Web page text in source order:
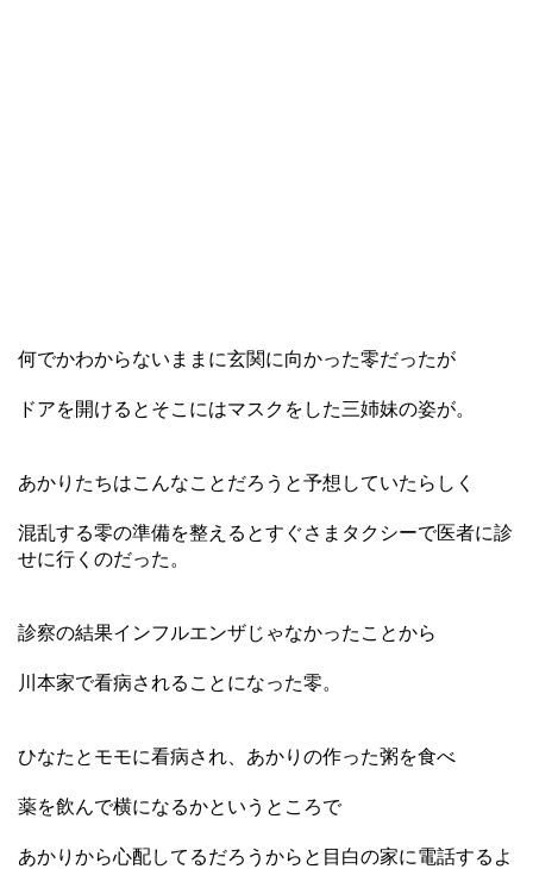
何でかわからないままに玄関に向かった零だったが
ドアを開けるとそこにはマスクをした三姉妹の姿が。
あかりたちはこんなことだろうと予想していたらしく
混乱する零の準備を整えるとすぐさまタクシーで医者に診
せに行くのだった。
診察の結果インフルエンザじゃなかったことから
川本家で看病されることになった零。
ひなたとモモに看病され、あかりの作った粥を食べ
薬を飲んで横になるかというところで
あかりから心配してるだろうからと目白の家に電話するよ